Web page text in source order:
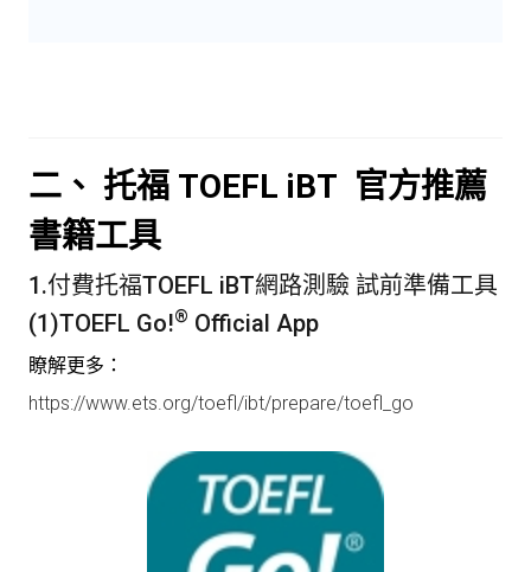
二、 托福 TOEFL iBT 官方推薦
書籍工具
1.付費托福TOEFL iBT網路測驗 試前準備工具
(1)TOEFL Go!® Official App
瞭解更多：
https://www.ets.org/toefl/ibt/prepare/toefl_go